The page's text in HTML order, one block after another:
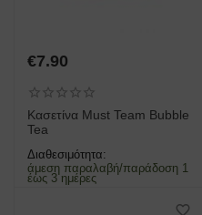
€7.90
Κασετίνα Must Team Bubble
Tea
Διαθεσιμότητα:
άμεση παραλαβή/παράδοση 1
έως 3 ημέρες